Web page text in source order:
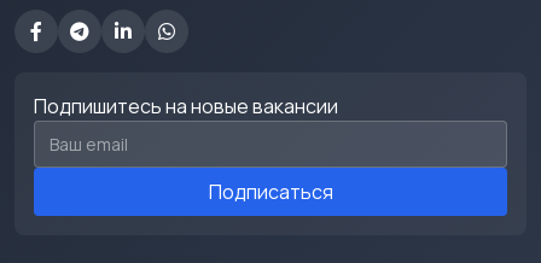
Подпишитесь на новые вакансии
Email для подписки
Подписаться